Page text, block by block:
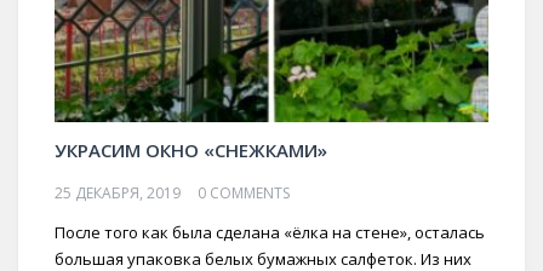
УКРАСИМ ОКНО «СНЕЖКАМИ»
25 ДЕКАБРЯ, 2019 0 COMMENTS
После того как была сделана «ёлка на стене», осталась
большая упаковка белых бумажных салфеток. Из них